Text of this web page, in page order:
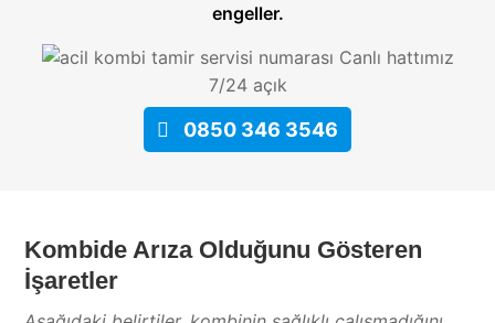
engeller.
Canlı hattımız
7/24 açık
0850 346 3546
Kombide Arıza Olduğunu Gösteren
İşaretler